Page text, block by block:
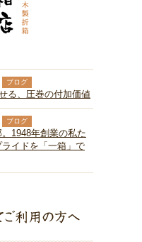
ブログ
る、圧巻の付加価値
ブログ
1948年創業の私た
イドを「一箱」で